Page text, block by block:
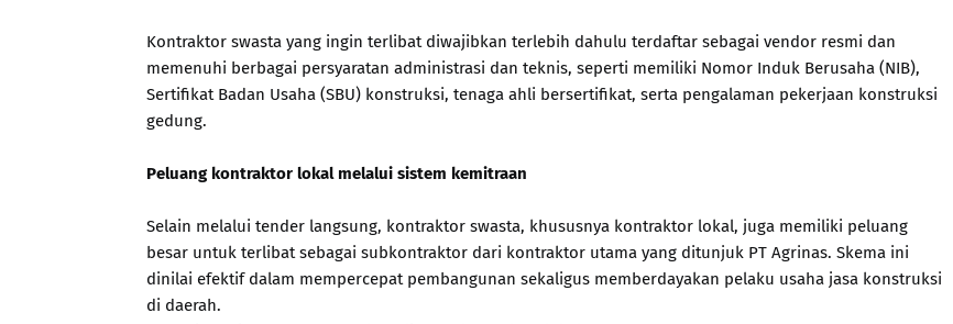
Kontraktor swasta yang ingin terlibat diwajibkan terlebih dahulu terdaftar sebagai vendor resmi dan
memenuhi berbagai persyaratan administrasi dan teknis, seperti memiliki Nomor Induk Berusaha (NIB),
Sertifikat Badan Usaha (SBU) konstruksi, tenaga ahli bersertifikat, serta pengalaman pekerjaan konstruksi
gedung.
Peluang kontraktor lokal melalui sistem kemitraan
Selain melalui tender langsung, kontraktor swasta, khususnya kontraktor lokal, juga memiliki peluang
besar untuk terlibat sebagai subkontraktor dari kontraktor utama yang ditunjuk PT Agrinas. Skema ini
dinilai efektif dalam mempercepat pembangunan sekaligus memberdayakan pelaku usaha jasa konstruksi
di daerah.